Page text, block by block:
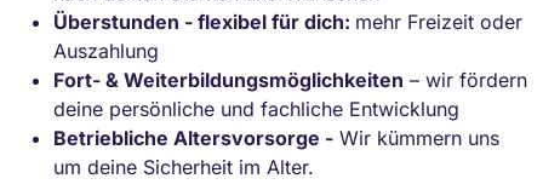
Überstunden - flexibel für dich: mehr Freizeit oder
Auszahlung
Fort- & Weiterbildungsmöglichkeiten – wir fördern
deine persönliche und fachliche Entwicklung
Betriebliche Altersvorsorge - Wir kümmern uns
um deine Sicherheit im Alter.